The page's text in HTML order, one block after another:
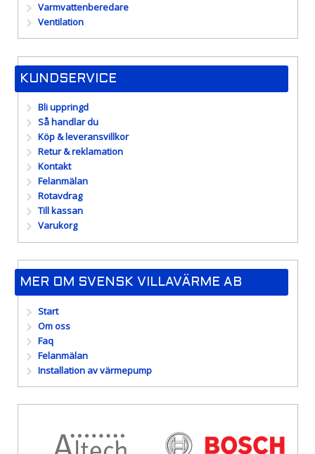
Varmvattenberedare
Ventilation
KUNDSERVICE
Bli uppringd
Så handlar du
Köp & leveransvillkor
Retur & reklamation
Kontakt
Felanmälan
Rotavdrag
Till kassan
Varukorg
MER OM SVENSK VILLAVÄRME AB
Start
Om oss
Faq
Felanmälan
Installation av värmepump